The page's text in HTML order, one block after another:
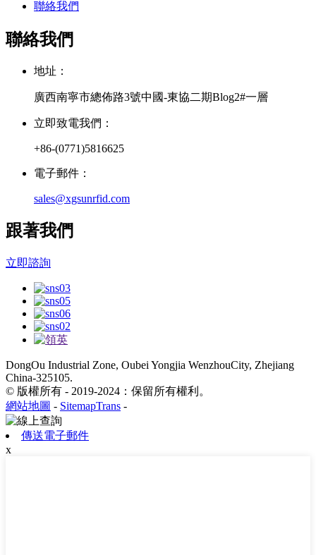
聯絡我們
聯絡我們
地址：
廣西南寧市總佈路3號中國-東協二期Blog2#一層
立即致電我們：
+86-(0771)5816625
電子郵件：
sales@xgsunrfid.com
跟著我們
立即諮詢
DongOu Industrial Zone, Oubei Yongjia WenzhouCity, Zhejiang
China-325105.
© 版權所有 - 2019-2024：保留所有權利。
網站地圖 - SitemapTrans -
傳送電子郵件
x